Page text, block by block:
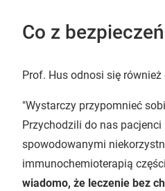
Co z
Prof. Hus odnosi się
"Wystarczy przypomnieć
Przychodzili do nas
spowodowanymi
immunochemioterapią
wiadomo, że leczenie bez